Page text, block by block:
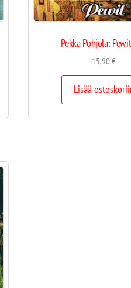
Pekka Pohjola:
15,90€
Lisää